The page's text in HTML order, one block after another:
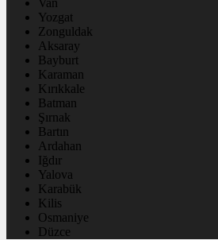
Van
Yozgat
Zonguldak
Aksaray
Bayburt
Karaman
Kırıkkale
Batman
Şırnak
Bartın
Ardahan
Iğdır
Yalova
Karabük
Kilis
Osmaniye
Düzce